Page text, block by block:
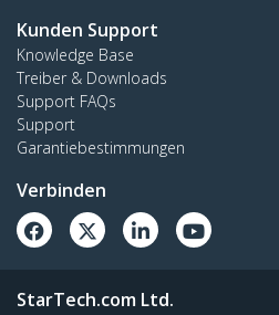
Kunden Support
Knowledge Base
Treiber & Downloads
Support FAQs
Support
Garantiebestimmungen
Verbinden
StarTech.com Ltd.